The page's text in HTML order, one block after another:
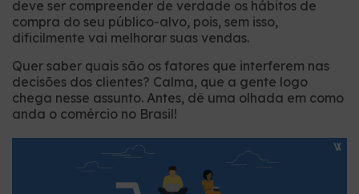
deve ser compreender de verdade os hábitos de
compra do seu público-alvo, pois, sem isso,
dificilmente vai melhorar suas vendas.
Quer saber quais são os fatores que interferem nas
decisões dos clientes? Calma, que a gente logo
chega nesse assunto. Antes, dê uma olhada em como
anda o comércio no Brasil!